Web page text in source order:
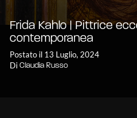
Frida Kahlo | Pittrice
contemporanea
Postato il 13 Luglio, 2024
Di Claudia Russo